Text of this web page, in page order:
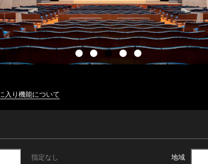
入り機能について
指定なし 地域